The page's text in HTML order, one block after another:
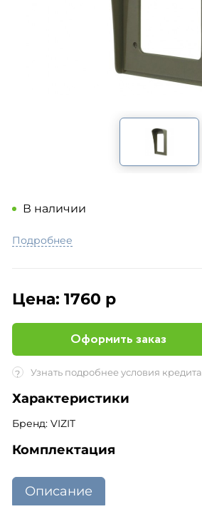
В наличии
Подробнее
Цена: 1760 р
Оформить заказ
? Узнать подробнее условия кредита
Характеристики
Бренд: VIZIT
Комплектация
Описание